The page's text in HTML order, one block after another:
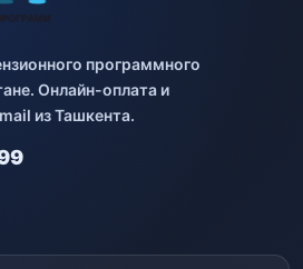
программного
Онлайн-оплата и
из Ташкента.